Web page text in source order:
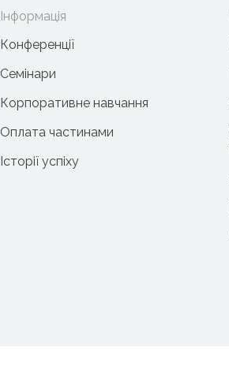
Інформація
Конференції
Семінари
Корпоративне навчання
Оплата частинами
Історії успіху